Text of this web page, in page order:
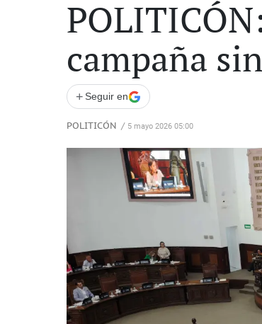
campaña
+ Seguir en
POLITICÓN / 5 mayo 2026 05:00